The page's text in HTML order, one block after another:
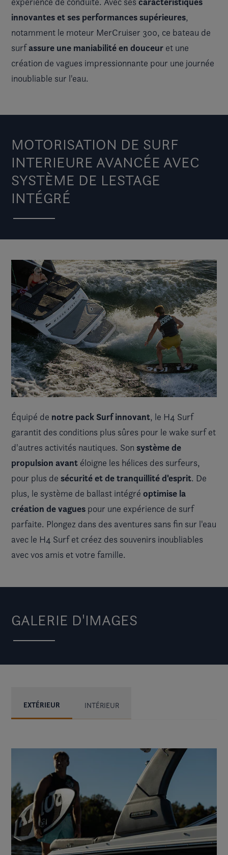
innovantes et ses performances supérieures,
notamment le moteur MerCruiser 300, ce bateau de
surfassure une maniabilité en douceur et une
création de vagues impressionnante pour une journée
inoubliable sur l'eau.
MOTORISATION DE SURF
INTERIEURE AVANCÉE AVEC
SYSTÈME DE LESTAGE
INTÉGRÉ
Équipé de notre pack Surf innovant, le H4 Surf
garantit des conditions plus sûres pour le wake surf et
d'autres activités nautiques. Son système de
propulsion avant éloigne les hélices des surfeurs,
pour plus de sécurité et de tranquillité d'esprit. De
plus, le système de ballast intégré optimise la
création de vagues pour une expérience de surf
parfaite. Plongez dans des aventures sans fin sur l'eau
avec le H4 Surf et créez des souvenirs inoubliables
avec vos amis et votre famille.
GALERIE D'IMAGES
EXTÉRIEUR INTÉRIEUR